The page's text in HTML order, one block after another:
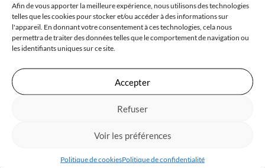
Afin de vous apporter la meilleure expérience, nous utilisons des technologies
telles que les cookies pour stocker et/ou accéder à des informations sur
l'appareil. En donnant votre consentement à ces technologies, cela nous
permettra de traiter des données telles que le comportement de navigation ou
les identifiants uniques sur ce site.
Accepter
Refuser
Voir les préférences
Politique de cookiesPolitique de confidentialité
Construction d'une jolie maison à Saint-Palais
sur Mer : témoignage de M et Mme J
Découvrez tous
les témoignages en video